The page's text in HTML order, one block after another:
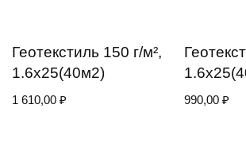
Геотекстиль 150 г/м²,
1.6х25(40м2)
1 610,00 ₽ 990,00₽